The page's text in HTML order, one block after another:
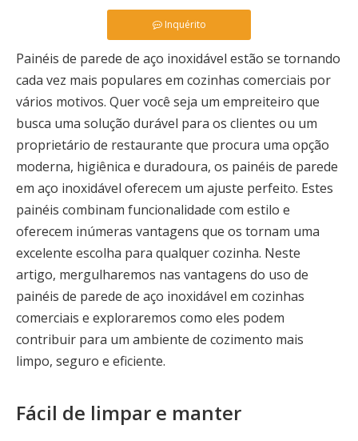
Inquérito
Painéis de parede de aço inoxidável estão se tornando
cada vez mais populares em cozinhas comerciais por
vários motivos. Quer você seja um empreiteiro que
busca uma solução durável para os clientes ou um
proprietário de restaurante que procura uma opção
moderna, higiênica e duradoura, os painéis de parede
em aço inoxidável oferecem um ajuste perfeito. Estes
painéis combinam funcionalidade com estilo e
oferecem inúmeras vantagens que os tornam uma
excelente escolha para qualquer cozinha. Neste
artigo, mergulharemos nas vantagens do uso de
painéis de parede de aço inoxidável em cozinhas
comerciais e exploraremos como eles podem
contribuir para um ambiente de cozimento mais
limpo, seguro e eficiente.
Fácil de limpar e manter